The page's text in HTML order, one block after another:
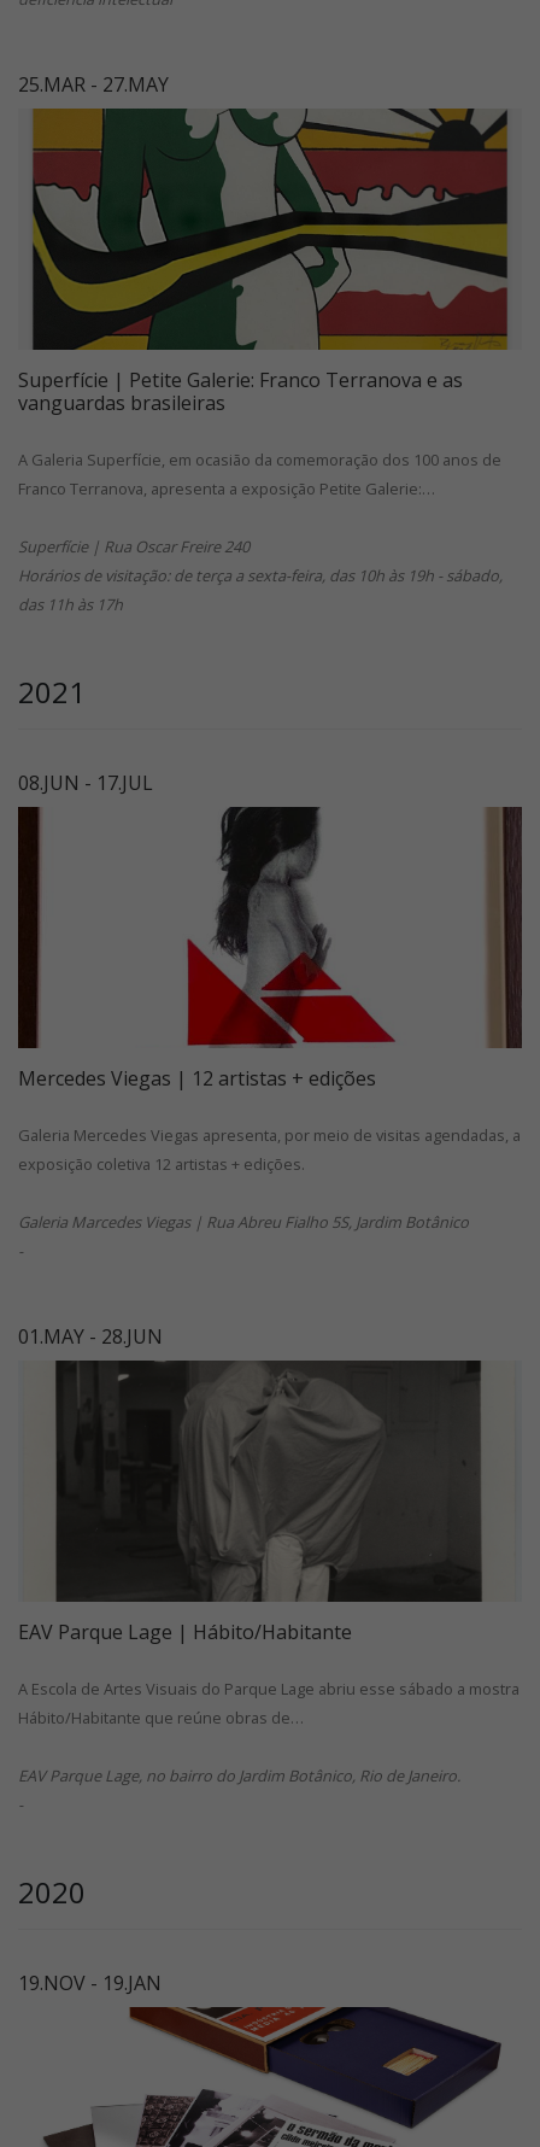
25.MAR - 27.MAY
Superfície | Petite Galerie: Franco Terranova e as
vanguardas brasileiras
A Galeria Superfície, em ocasião da comemoração dos 100 anos de
Franco Terranova, apresenta a exposição Petite Galerie:…
Superfície | Rua Oscar Freire 240
Horários de visitação: de terça a sexta-feira, das 10h às 19h - sábado,
das 11h às 17h
2021
08.JUN - 17.JUL
Mercedes Viegas | 12 artistas + edições
Galeria Mercedes Viegas apresenta, por meio de visitas agendadas, a
exposição coletiva 12 artistas + edições.
Galeria Marcedes Viegas | Rua Abreu Fialho 5S, Jardim Botânico
-
01.MAY - 28.JUN
EAV Parque Lage | Hábito/Habitante
A Escola de Artes Visuais do Parque Lage abriu esse sábado a mostra
Hábito/Habitante que reúne obras de…
EAV Parque Lage, no bairro do Jardim Botânico, Rio de Janeiro.
-
2020
19.NOV - 19.JAN